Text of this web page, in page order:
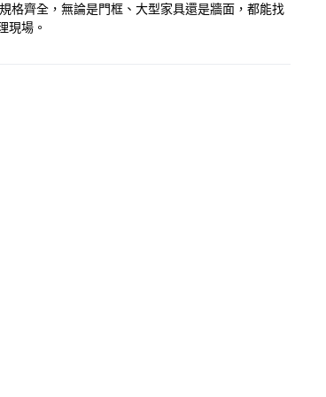
格齊全，無論是門框、大型家具還是牆面，都能找
現場。